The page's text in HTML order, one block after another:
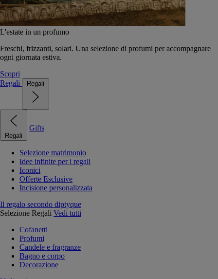
L'estate in un profumo
Freschi, frizzanti, solari. Una selezione di profumi per accompagnare
ogni giornata estiva.
Scopri
Regali
Regali
Regali
Gifts
Selezione matrimonio
Idee infinite per i regali
Iconici
Offerte Esclusive
Incisione personalizzata
Il regalo secondo diptyque
Selezione Regali Vedi tutti
Cofanetti
Profumi
Candele e fragranze
Bagno e corpo
Decorazione